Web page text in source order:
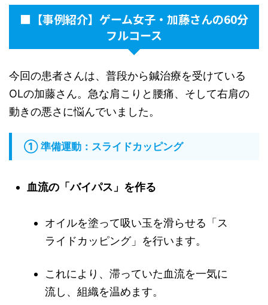
■【事例紹介】ゲーム女子・加藤さんの60分
フルコース
今回の患者さんは、普段から鍼治療を受けている
OLの加藤さん。急な肩こりと腰痛、そして右肩の
動きの悪さに悩んでいました。
① 準備運動：スライドカッピング
血流の「バイパス」を作る
オイルを塗って吸い玉を滑らせる「ス
ライドカッピング」を行います。
これにより、滞っていた血流を一気に
流し、組織を温めます。